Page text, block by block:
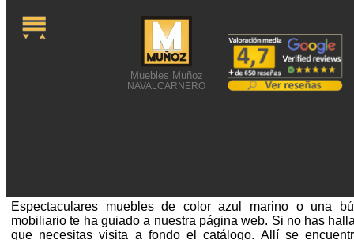
Muebles Muñoz
NAVALCARNERO
Espectaculares muebles de color azul marino o una
mobiliario te ha guiado a nuestra página web. Si no has
que necesitas visita a fondo el catálogo. Allí se